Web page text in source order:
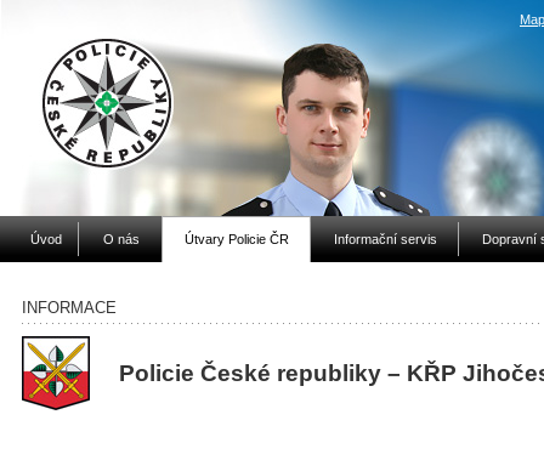
Úvod O nás Útvary Policie ČR Informační servis Dopravní
INFORMACE
Policie České republiky – KŘP